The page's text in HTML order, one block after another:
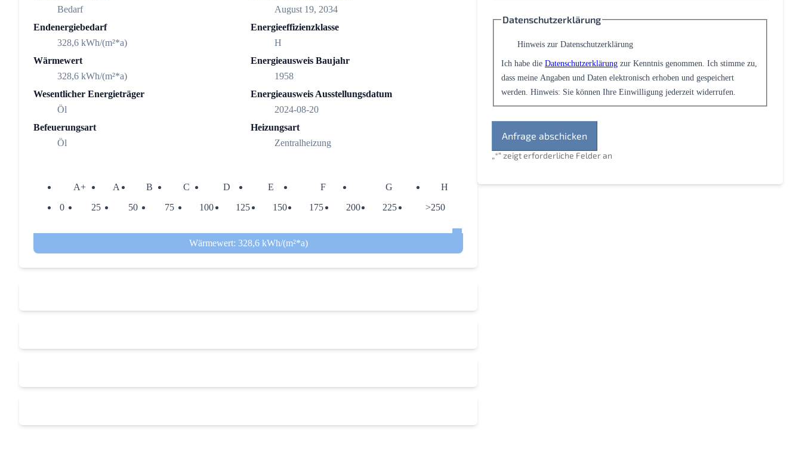
Bedarf
August 19, 2034
Endenergiebedarf
328,6 kWh/(m²*a)
Energieeffizienzklasse
H
Wärmewert
328,6 kWh/(m²*a)
Energieausweis Baujahr
1958
Wesentlicher Energieträger
Öl
Energieausweis Ausstellungsdatum
2024-08-20
Befeuerungsart
Öl
Heizungsart
Zentralheizung
A+ A B C D E F G
H
0
25 50 75 100 125 150 175 200 225 >250
Wärmewert: 328,6 kWh/(m²*a)
„*“ zeigt erforderliche Felder an
Datenschutzerklärung
Hinweis zur Datenschutzerklärung
Ich habe die Datenschutzerklärung zur Kenntnis genommen. Ich stimme zu,
dass meine Angaben und Daten elektronisch erhoben und gespeichert
werden. Hinweis: Sie können Ihre Einwilligung jederzeit widerrufen.